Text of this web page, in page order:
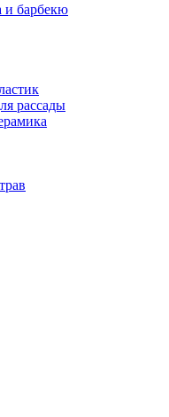
и барбекю
рассады